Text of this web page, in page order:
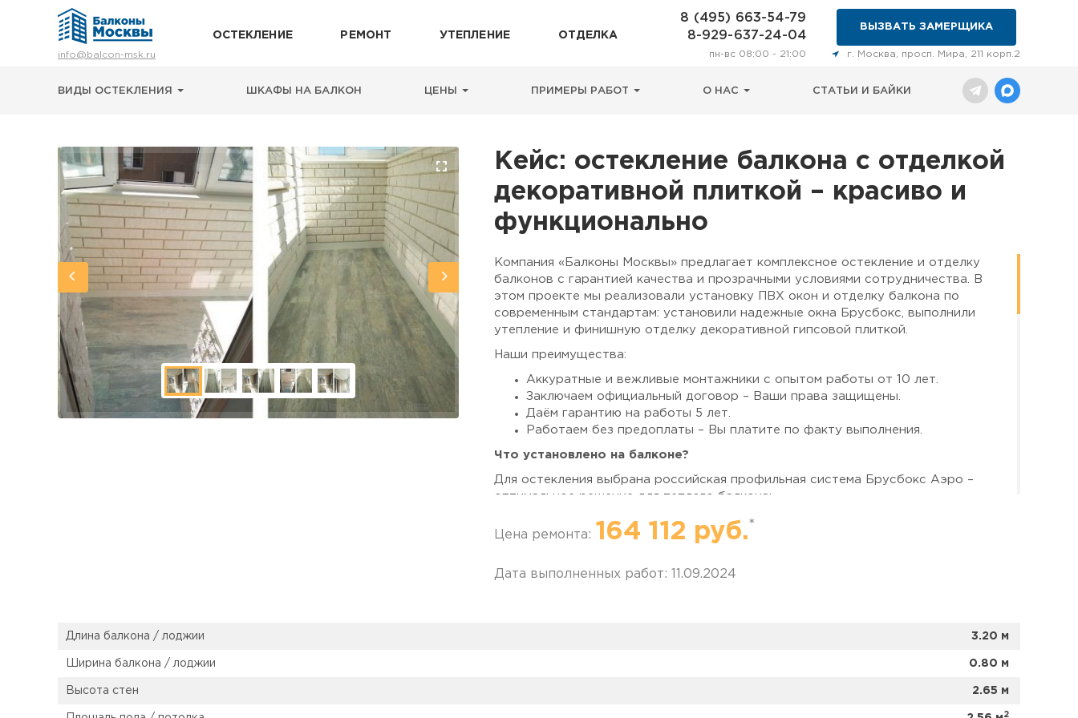
info@balcon-msk.ru
ОСТЕКЛЕНИЕ РЕМОНТ УТЕПЛЕНИЕ ОТДЕЛКА
8 (495) 663-54-79
8-929-637-24-04
пн-вс 08:00 - 21:00
ВЫЗВАТЬ ЗАМЕРЩИКА
г. Москва, просп. Мира, 211 корп.2
ВИДЫ ОСТЕКЛЕНИЯ ШКАФЫ НА БАЛКОН ЦЕНЫ ПРИМЕРЫ РАБОТ О НАС СТАТЬИ И БАЙКИ
Остекление
Утепление
Шкафы на балкон
Примеры работ
О нас
Статьи и байки
8 (495) 663-54-79
8-929-637-24-04
ВЫЗВАТЬ ЗАМЕРЩИКА
г. Москва, просп. Мира, 211 корп.2
Кейс: остекление балкона с отделкой
декоративной плиткой – красиво и
функционально
Компания «Балконы Москвы» предлагает комплексное остекление и отделку
балконов с гарантией качества и прозрачными условиями сотрудничества. В
этом проекте мы реализовали установку ПВХ окон и отделку балкона по
современным стандартам: установили надежные окна Брусбокс, выполнили
утепление и финишную отделку декоративной гипсовой плиткой.
Наши преимущества:
Аккуратные и вежливые монтажники с опытом работы от 10 лет.
Заключаем официальный договор – Ваши права защищены.
Даём гарантию на работы 5 лет.
Работаем без предоплаты – Вы платите по факту выполнения.
Что установлено на балконе?
Для остекления выбрана российская профильная система Брусбокс Аэро –
оптимальное решение для теплого балкона:
Монтажная глубина – 60 мм;
Трехкамерный профиль;
Энергосберегающие стеклопакеты толщиной 24 мм (сохраняют тепло
проветривания, но и значительно упрощает мытьё окон со стороны улицы. За
Цена ремонта: 164 112 руб.*
Дата выполненных работ: 11.09.2024
Длина балкона / лоджии 3.20 м
Ширина балкона / лоджии 0.80 м
Высота стен 2.65 м
2